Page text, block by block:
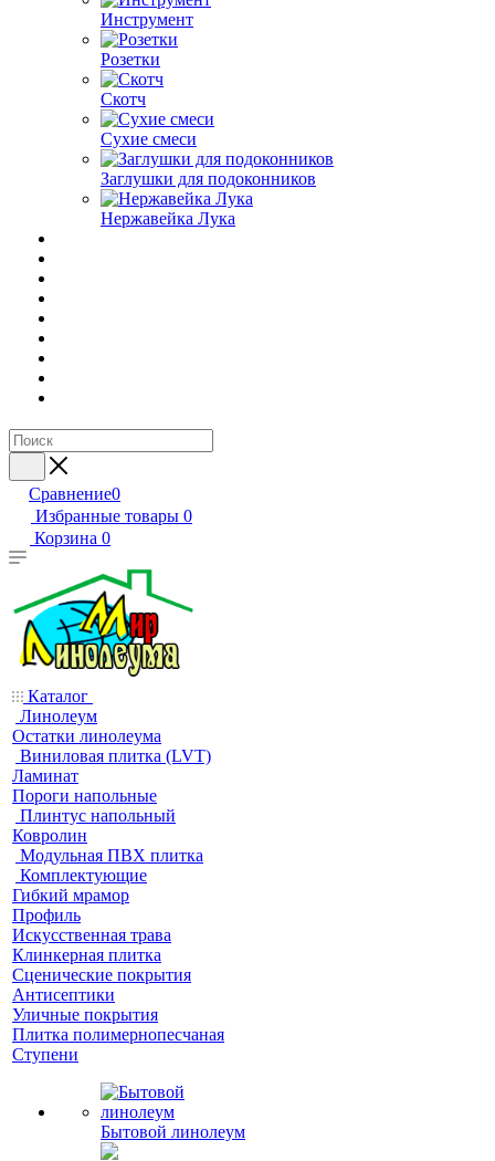
Инструмент
Розетки
Скотч
Сухие смеси
Заглушки для подоконников
Нержавейка Лука
Сравнение0
Избранные товары 0
Корзина 0
Каталог
Линолеум
Остатки линолеума
Виниловая плитка (LVT)
Ламинат
Пороги напольные
Плинтус напольный
Ковролин
Модульная ПВХ плитка
Комплектующие
Гибкий мрамор
Профиль
Искусственная трава
Клинкерная плитка
Сценические покрытия
Антисептики
Уличные покрытия
Плитка полимернопесчаная
Ступени
Бытовой линолеум